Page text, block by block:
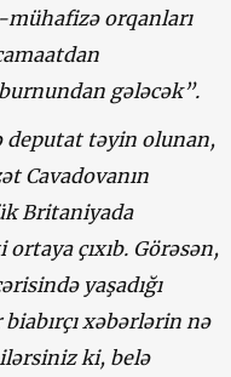
orqanları
gələcək”.
deputat təyin olunan,
Cavadovanın
Britaniyada
çıxıb. Görəsən,
yaşadığı
xəbərlərin nə
ki, belə